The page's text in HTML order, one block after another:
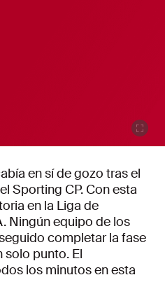
en sí de gozo tras el
Sporting CP. Con esta
en la Liga de
Ningún equipo de los
completar la fase
solo punto. El
los minutos en esta